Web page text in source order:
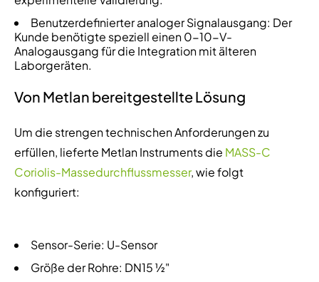
Benutzerdefinierter analoger Signalausgang: Der
Kunde benötigte speziell einen 0-10-V-
Analogausgang für die Integration mit älteren
Laborgeräten.
Von Metlan bereitgestellte Lösung
Um die strengen technischen Anforderungen zu
erfüllen, lieferte Metlan Instruments die MASS-C
Coriolis-Massedurchflussmesser, wie folgt
konfiguriert:
Sensor-Serie: U-Sensor
Größe der Rohre: DN15 ½"